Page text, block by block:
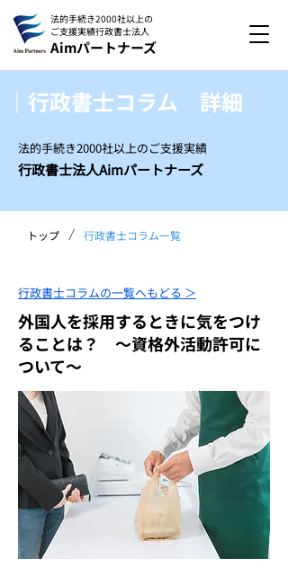
法的手続き2000社以上の
ご支援実績行政書士法人
Aimパートナーズ
｜行政書士コラム 詳細
法的手続き2000社以上のご支援実績
行政書士法人Aimパートナーズ
トップ / 行政書士コラム一覧
行政書士コラムの一覧へもどる ＞
外国人を採用するときに気をつけ
ることは？ ～資格外活動許可に
ついて～